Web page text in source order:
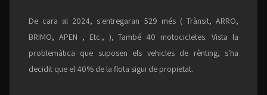
De cara al 2024, s'entregaran 529 més ( Trànsit, ARRO,
BRIMO, APEN , Etc., ), També 40 motocicletes. Vista la
problemàtica que suposen els vehicles de rènting, s'ha
decidit que el 40% de la flota sigui de propietat.